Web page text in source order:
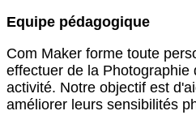
Equipe pédagogique
Com Maker forme toute
effectuer de la Photographie
activité. Notre objectif est
améliorer leurs sensibilités